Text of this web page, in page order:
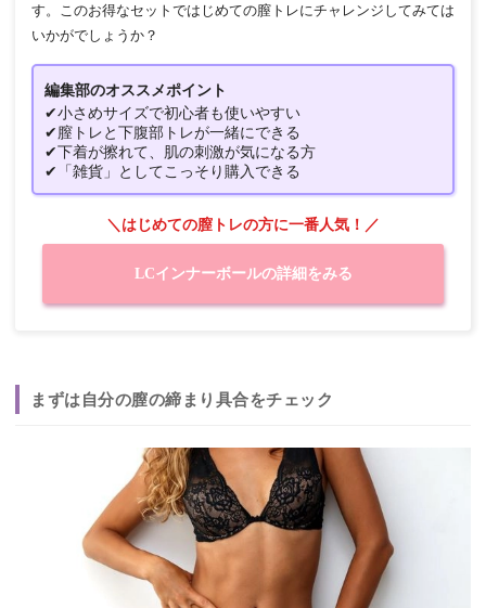
す。このお得なセットではじめての膣トレにチャレンジしてみては
いかがでしょうか？
編集部のオススメポイント
✔小さめサイズで初心者も使いやすい
✔膣トレと下腹部トレが一緒にできる
✔下着が擦れて、肌の刺激が気になる方
✔「雑貨」としてこっそり購入できる
＼はじめての膣トレの方に一番人気！／
LCインナーボールの詳細をみる
まずは自分の膣の締まり具合をチェック